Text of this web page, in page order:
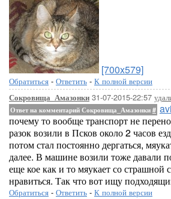
[700x579]
Обратиться - Ответить - К полной версии
Сокровища_Амазонки 31-07-2015-22:57
Ответ на комментарий Сокровища_Амазонки #
почему то вообще транспорт не
разок возили в Псков около 2 часов
потом стал постоянно дергаться,
далее. В машине возили тоже давали
еще кое как и то мяукает со страшной
нравиться. Так что вот ищу
Обратиться - Ответить - К полной версии